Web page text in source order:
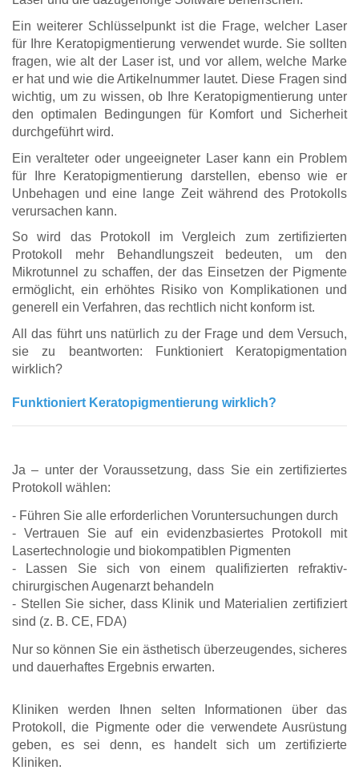
Ein weiterer Schlüsselpunkt ist die Frage, welcher Laser
für Ihre Keratopigmentierung verwendet wurde. Sie sollten
fragen, wie alt der Laser ist, und vor allem, welche Marke
er hat und wie die Artikelnummer lautet. Diese Fragen sind
wichtig, um zu wissen, ob Ihre Keratopigmentierung unter
den optimalen Bedingungen für Komfort und Sicherheit
durchgeführt wird.
Ein veralteter oder ungeeigneter Laser kann ein Problem
für Ihre Keratopigmentierung darstellen, ebenso wie er
Unbehagen und eine lange Zeit während des Protokolls
verursachen kann.
So wird das Protokoll im Vergleich zum zertifizierten
Protokoll mehr Behandlungszeit bedeuten, um den
Mikrotunnel zu schaffen, der das Einsetzen der Pigmente
ermöglicht, ein erhöhtes Risiko von Komplikationen und
generell ein Verfahren, das rechtlich nicht konform ist.
All das führt uns natürlich zu der Frage und dem Versuch,
sie zu beantworten: Funktioniert Keratopigmentation
wirklich?
Funktioniert Keratopigmentierung wirklich?
Ja – unter der Voraussetzung, dass Sie ein zertifiziertes
Protokoll wählen:
- Führen Sie alle erforderlichen Voruntersuchungen durch
- Vertrauen Sie auf ein evidenzbasiertes Protokoll mit
Lasertechnologie und biokompatiblen Pigmenten
- Lassen Sie sich von einem qualifizierten refraktiv-
chirurgischen Augenarzt behandeln
- Stellen Sie sicher, dass Klinik und Materialien zertifiziert
sind (z. B. CE, FDA)
Nur so können Sie ein ästhetisch überzeugendes, sicheres
und dauerhaftes Ergebnis erwarten.
Kliniken werden Ihnen selten Informationen über das
Protokoll, die Pigmente oder die verwendete Ausrüstung
geben, es sei denn, es handelt sich um zertifizierte
Kliniken.